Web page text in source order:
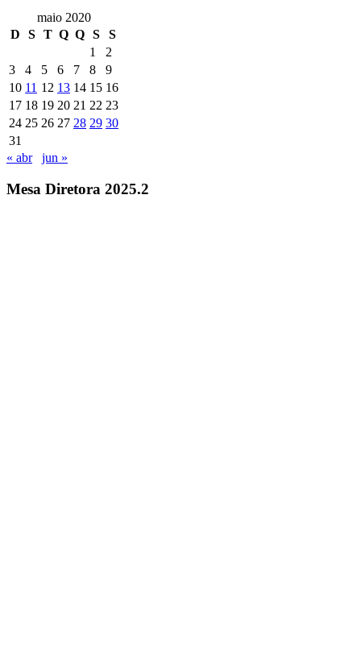
maio 2020
D
S T Q Q S
S
1
2
3
4 5 6 7 8
9
10 11 12 13 14 15 16
17 18 19 20 21 22 23
24 25 26 27 28 29 30
31
« abr
jun »
Mesa Diretora 2025.2